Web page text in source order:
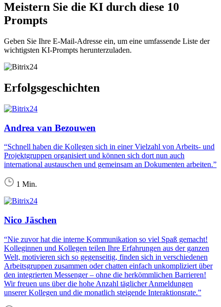
Meistern Sie die KI durch diese 10
Prompts
Geben Sie Ihre E-Mail-Adresse ein, um eine umfassende Liste der
wichtigsten KI-Prompts herunterzuladen.
Erfolgsgeschichten
Andrea van Bezouwen
“Schnell haben die Kollegen sich in einer Vielzahl von Arbeits- und
Projektgruppen organisiert und können sich dort nun auch
international austauschen und gemeinsam an Dokumenten arbeiten.”
1 Min.
Nico Jäschen
“Nie zuvor hat die interne Kommunikation so viel Spaß gemacht!
Kolleginnen und Kollegen teilen Ihre Erfahrungen aus der ganzen
Welt, motivieren sich so gegenseitig, finden sich in verschiedenen
Arbeitsgruppen zusammen oder chatten einfach unkompliziert über
den integrierten Messenger – ohne die herkömmlichen Barrieren!
Wir freuen uns über die hohe Anzahl täglicher Anmeldungen
unserer Kollegen und die monatlich steigende Interaktionsrate.”